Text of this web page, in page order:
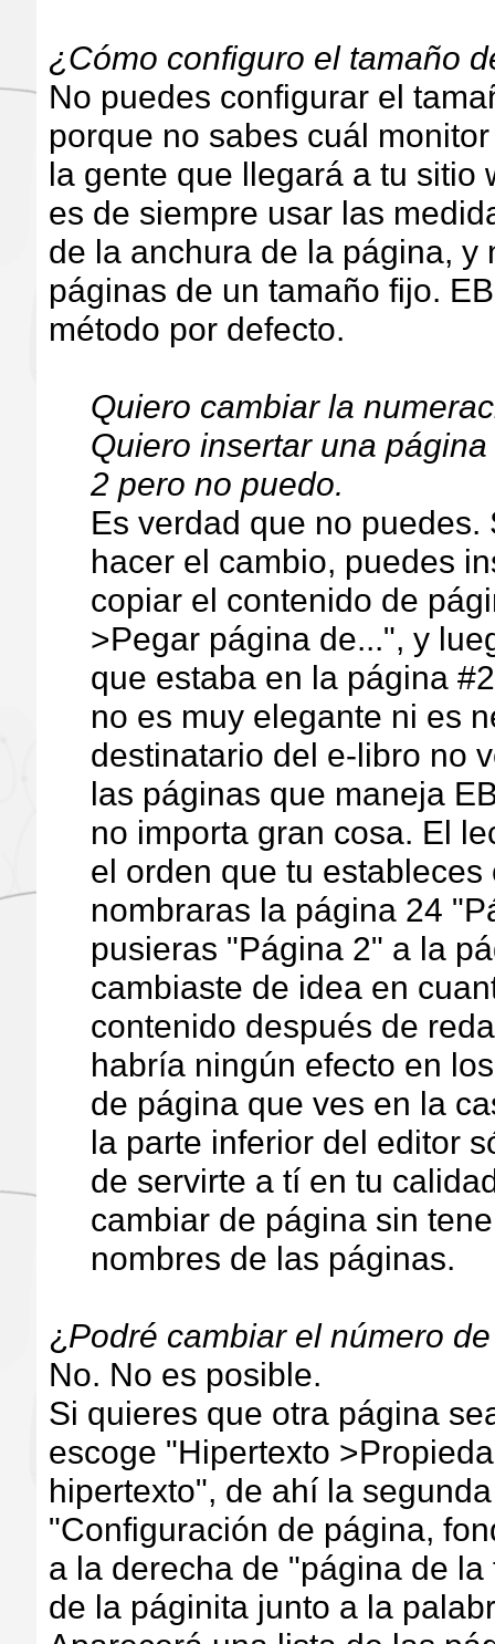
¿Cómo configuro el tamaño
No puedes configurar el
porque no sabes cuál
la gente que llegará a tu sitio
es de siempre usar las
de la anchura de la página, y
páginas de un tamaño fijo.
método por defecto.
Quiero cambiar la
Quiero insertar una
2 pero no puedo.
Es verdad que no
hacer el cambio, puedes
copiar el contenido de
>Pegar página de...", y
que estaba en la página
no es muy elegante ni es
destinatario del e-libro no
las páginas que maneja
no importa gran cosa. El
el orden que tu
nombraras la página 24
pusieras "Página 2" a la
cambiaste de idea en
contenido después de
habría ningún efecto en
de página que ves en la
la parte inferior del editor
de servirte a tí en tu
cambiar de página sin
nombres de las páginas.
¿Podré cambiar el número
No. No es posible.
Si quieres que otra página
escoge "Hipertexto
hipertexto", de ahí la
"Configuración de página,
a la derecha de "página de
de la páginita junto a la